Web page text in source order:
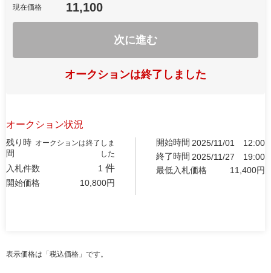
現在価格 11,100
次に進む
オークションは終了しました
オークション状況
残り時
間
オークションは終了しま
した
入札件数 1 件
開始価格 10,800円
開始時間 2025/11/01
12:00
終了時間 2025/11/27
19:00
最低入札価格
11,400円
表示価格は「税込価格」です。